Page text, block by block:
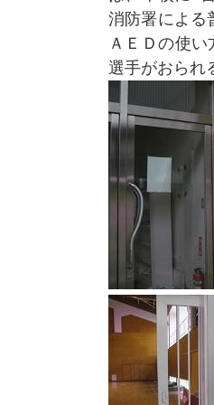
消防署による
ＡＥＤの使
選手がおられ